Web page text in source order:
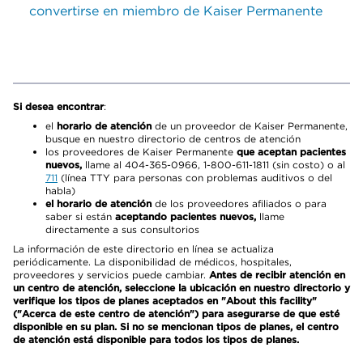
convertirse en miembro de Kaiser Permanente
Si desea encontrar:
el horario de atención de un proveedor de Kaiser Permanente,
busque en nuestro directorio de centros de atención
los proveedores de Kaiser Permanente que aceptan pacientes
nuevos, llame al 404-365-0966, 1-800-611-1811 (sin costo) o al
711 (línea TTY para personas con problemas auditivos o del
habla)
el horario de atención de los proveedores afiliados o para
saber si están aceptando pacientes nuevos, llame
directamente a sus consultorios
La información de este directorio en línea se actualiza
periódicamente. La disponibilidad de médicos, hospitales,
proveedores y servicios puede cambiar. Antes de recibir atención en
un centro de atención, seleccione la ubicación en nuestro directorio y
verifique los tipos de planes aceptados en "About this facility"
("Acerca de este centro de atención") para asegurarse de que esté
disponible en su plan. Si no se mencionan tipos de planes, el centro
de atención está disponible para todos los tipos de planes.